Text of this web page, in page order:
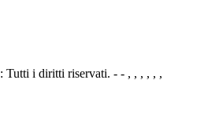
Tutti i diritti riservati. - - , , , , , ,